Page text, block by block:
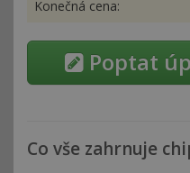
Konečná cena:
Poptat
Co vše zahrnuje